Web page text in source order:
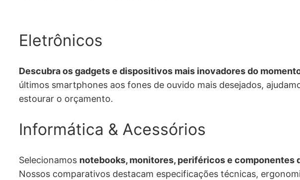
Eletrônicos
Descubra os gadgets e dispositivos mais inovadores do
últimos smartphones aos fones de ouvido mais desejados,
estourar o orçamento.
Informática & Acessórios
Selecionamos notebooks, monitores, periféricos e componentes
Nossos comparativos destacam especificações técnicas,